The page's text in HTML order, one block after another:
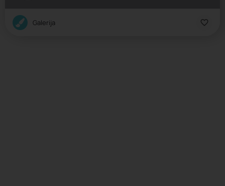
Galerija